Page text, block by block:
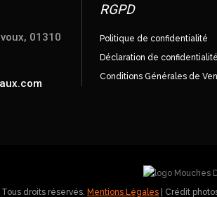
01310
RGPD
Politique de confidentialité
Déclaration de confidentialité
Conditions Générales de
droits réservés. Mentions Légales | Crédit